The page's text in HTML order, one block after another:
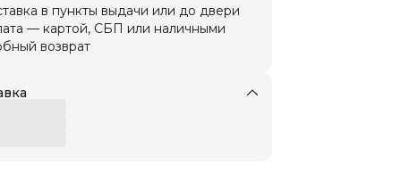
в пункты выдачи или до двери
— картой, СБП или наличными
возврат